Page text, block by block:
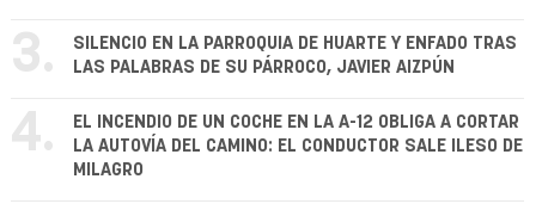
3.
SILENCIO EN LA PARROQUIA DE HUARTE Y ENFADO TRAS
LAS PALABRAS DE SU PÁRROCO, JAVIER AIZPÚN
4.
EL INCENDIO DE UN COCHE EN LA A-12 OBLIGA A CORTAR
LA AUTOVÍA DEL CAMINO: EL CONDUCTOR SALE ILESO DE
MILAGRO